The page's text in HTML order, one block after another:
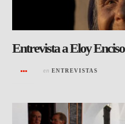
Entrevista a Eloy Enciso
en ENTREVISTAS